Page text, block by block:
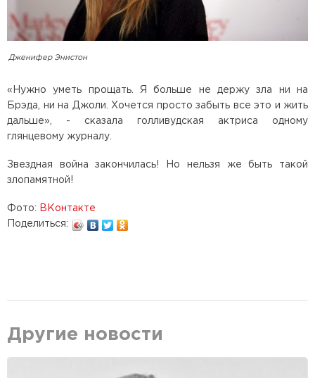
Дженифер Энистон
«Нужно уметь прощать. Я больше не держу зла ни на
Брэда, ни на Джоли. Хочется просто забыть все это и жить
дальше», - сказала голливудская актриса одному
глянцевому журналу.
Звездная война закончилась! Но нельзя же быть такой
злопамятной!
Фото:
ВКонтакте
Поделиться:
Другие новости